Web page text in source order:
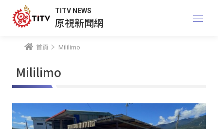
TITV NEWS
原視新聞網
首頁 Mililimo
Mililimo